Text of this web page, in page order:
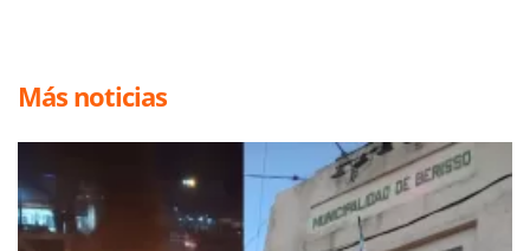
Más noticias